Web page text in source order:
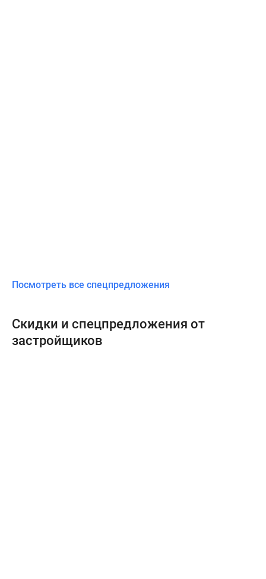
Посмотреть все спецпредложения
Скидки и спецпредложения от
застройщиков